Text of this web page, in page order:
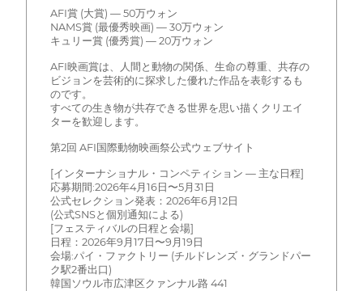
AFI賞 (大賞) — 50万ウォン
NAMS賞 (最優秀映画) — 30万ウォン
キュリー賞 (優秀賞) — 20万ウォン
AFI映画賞は、人間と動物の関係、生命の尊重、共存の
ビジョンを芸術的に探求した優れた作品を表彰するも
のです。
すべての生き物が共存できる世界を思い描くクリエイ
ターを歓迎します。
第2回 AFI国際動物映画祭公式ウェブサイト
[インターナショナル・コンペティション — 主な日程]
応募期間:2026年4月16日〜5月31日
公式セレクション発表：2026年6月12日
(公式SNSと個別通知による)
[フェスティバルの日程と会場]
日程：2026年9月17日〜9月19日
会場:パイ・ファクトリー (チルドレンズ・グランドパー
ク駅2番出口)
韓国ソウル市広津区クァンナル路 441